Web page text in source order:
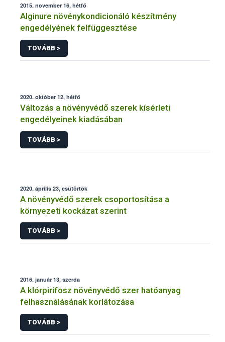
2015. november 16, hétfő
Alginure növénykondicionáló készítmény
engedélyének felfüggesztése
TOVÁBB >
2020. október 12, hétfő
Változás a növényvédő szerek kísérleti
engedélyeinek kiadásában
TOVÁBB >
2020. április 23, csütörtök
A növényvédő szerek csoportosítása a
környezeti kockázat szerint
TOVÁBB >
2016. január 13, szerda
A klórpirifosz növényvédő szer hatóanyag
felhasználásának korlátozása
TOVÁBB >